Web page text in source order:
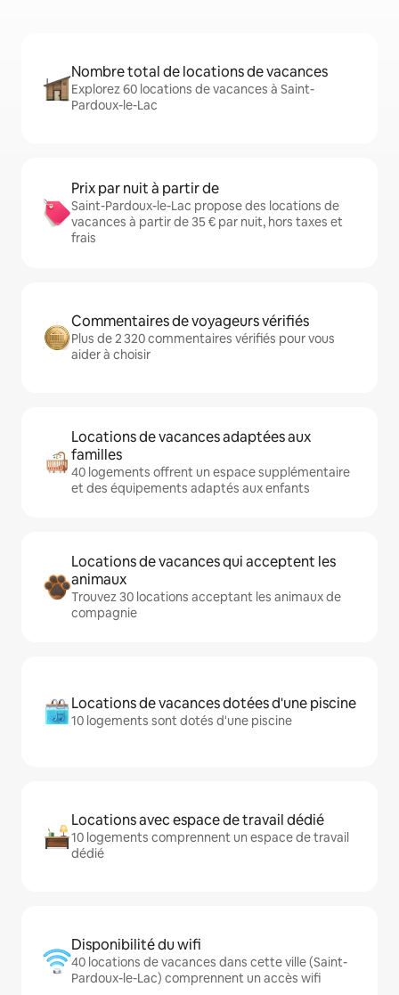
Nombre total de locations de vacances
Explorez 60 locations de vacances à Saint-
Pardoux-le-Lac
Prix par nuit à partir de
Saint-Pardoux-le-Lac propose des locations de
vacances à partir de 35 € par nuit, hors taxes et
frais
Commentaires de voyageurs vérifiés
Plus de 2 320 commentaires vérifiés pour vous
aider à choisir
Locations de vacances adaptées aux
familles
40 logements offrent un espace supplémentaire
et des équipements adaptés aux enfants
Locations de vacances qui acceptent les
animaux
Trouvez 30 locations acceptant les animaux de
compagnie
Locations de vacances dotées d'une piscine
10 logements sont dotés d'une piscine
Locations avec espace de travail dédié
10 logements comprennent un espace de travail
dédié
Disponibilité du wifi
40 locations de vacances dans cette ville (Saint-
Pardoux-le-Lac) comprennent un accès wifi